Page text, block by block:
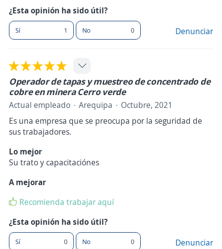
¿Esta opinión ha sido útil?
Sí 1 No 0 Denunciar
Operador de tapas y muestreo de concentrado de
cobre en minera Cerro verde
Actual empleado Arequipa
Octubre, 2021
Es una empresa que se preocupa por la seguridad de
sus trabajadores.
Lo mejor
Su trato y capacitaciónes
A mejorar
Recomienda trabajar aquí
¿Esta opinión ha sido útil?
Sí 0 No 0 Denunciar